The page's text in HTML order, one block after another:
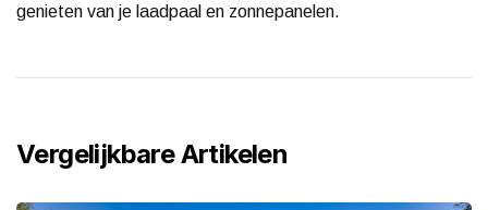
genieten van je laadpaal en zonnepanelen.
Vergelijkbare Artikelen